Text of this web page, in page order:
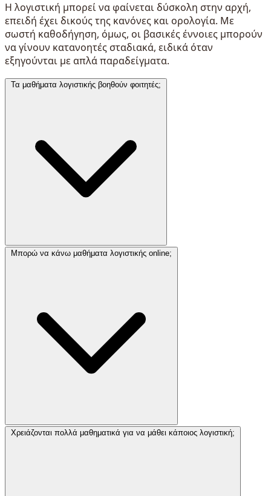
Η λογιστική μπορεί να φαίνεται δύσκολη στην αρχή,
επειδή έχει δικούς της κανόνες και ορολογία. Με
σωστή καθοδήγηση, όμως, οι βασικές έννοιες μπορούν
να γίνουν κατανοητές σταδιακά, ειδικά όταν
εξηγούνται με απλά παραδείγματα.
Τα μαθήματα λογιστικής βοηθούν φοιτητές;
Μπορώ να κάνω μαθήματα λογιστικής online;
Χρειάζονται πολλά μαθηματικά για να μάθει κάποιος λογιστική;